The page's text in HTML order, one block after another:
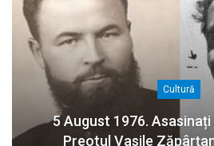
Cultură
5 August 1976.
Preotul Vasile